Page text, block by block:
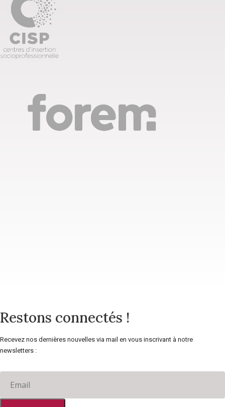
Restons connectés !
Recevez nos dernières nouvelles via mail en vous inscrivant à notre
newsletters :